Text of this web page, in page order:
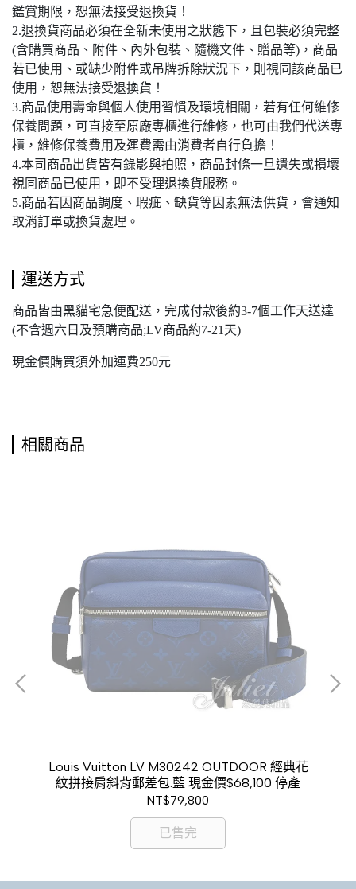
鑑賞期限，恕無法接受退換貨！
2.退換貨商品必須在全新未使用之狀態下，且包裝必須完整
(含購買商品、附件、內外包裝、隨機文件、贈品等)，商品
若已使用、或缺少附件或吊牌拆除狀況下，則視同該商品已
使用，恕無法接受退換貨！
3.商品使用壽命與個人使用習慣及環境相關，若有任何維修
保養問題，可直接至原廠專櫃進行維修，也可由我們代送專
櫃，維修保養費用及運費需由消費者自行負擔！
4.本司商品出貨皆有錄影與拍照，商品封條一旦遺失或損壞
視同商品已使用，即不受理退換貨服務。
5.商品若因商品調度、瑕疵、缺貨等因素無法供貨，會通知
取消訂單或換貨處理。
運送方式
商品皆由黑貓宅急便配送，完成付款後約3-7個工作天送達
(不含週六日及預購商品;LV商品約7-21天)
現金價購買須外加運費250元
相關商品
Louis Vuitton LV M30242 OUTDOOR 經典花
紋拼接肩斜背郵差包.藍 現金價$68,100 停產
NT$79,800
已售完